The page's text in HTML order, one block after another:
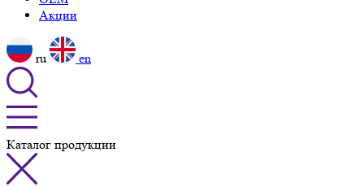
Акции
ru en
Каталог продукции